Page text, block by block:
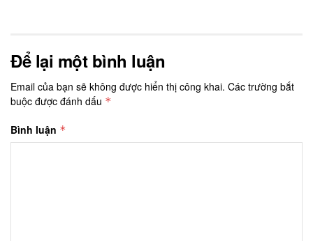
Để lại một bình luận
Email của bạn sẽ không được hiển thị công khai. Các trường bắt
buộc được đánh dấu *
Bình luận *